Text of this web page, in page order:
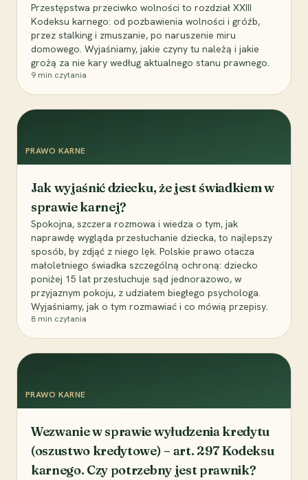
Przestępstwa przeciwko wolności to rozdział XXIII
Kodeksu karnego: od pozbawienia wolności i gróźb,
przez stalking i zmuszanie, po naruszenie miru
domowego. Wyjaśniamy, jakie czyny tu należą i jakie
grożą za nie kary według aktualnego stanu prawnego.
9 min czytania
PRAWO KARNE
Jak wyjaśnić dziecku, że jest świadkiem w
sprawie karnej?
Spokojna, szczera rozmowa i wiedza o tym, jak
naprawdę wygląda przesłuchanie dziecka, to najlepszy
sposób, by zdjąć z niego lęk. Polskie prawo otacza
małoletniego świadka szczególną ochroną: dziecko
poniżej 15 lat przesłuchuje sąd jednorazowo, w
przyjaznym pokoju, z udziałem biegłego psychologa.
Wyjaśniamy, jak o tym rozmawiać i co mówią przepisy.
8 min czytania
PRAWO KARNE
Wezwanie w sprawie wyłudzenia kredytu
(oszustwo kredytowe) – art. 297 Kodeksu
karnego. Czy potrzebny jest prawnik?